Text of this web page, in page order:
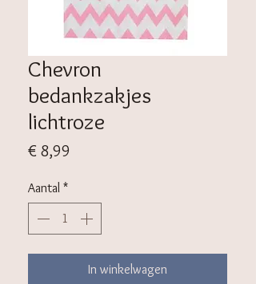
Chevron
bedankzakjes
lichtroze
€ 8,99
Aantal *
In winkelwagen